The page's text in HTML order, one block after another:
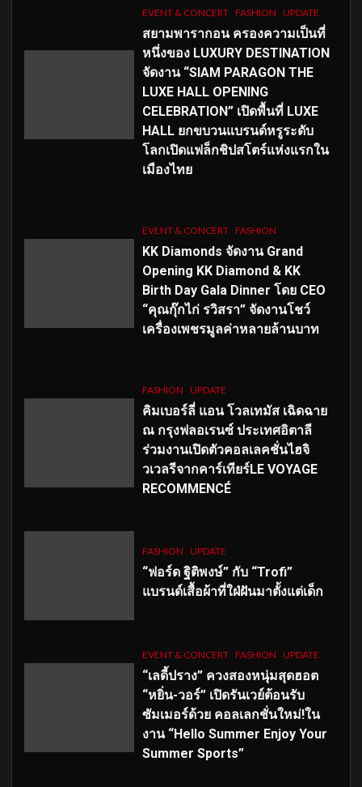
EVENT & CONCERT FASHION UPDATE
สยามพารากอน ครองความเป็นที่
หนึ่งของ LUXURY DESTINATION
จัดงาน “SIAM PARAGON THE
LUXE HALL OPENING
CELEBRATION” เปิดพื้นที่ LUXE
HALL ยกขบวนแบรนด์หรูระดับ
โลกเปิดแฟล็กชิปสโตร์แห่งแรกใน
เมืองไทย
EVENT & CONCERT FASHION
KK Diamonds จัดงาน Grand
Opening KK Diamond & KK
Birth Day Gala Dinner โดย CEO
“คุณกุ๊กไก่ รวิสรา” จัดงานโชว์
เครื่องเพชรมูลค่าหลายล้านบาท
FASHION UPDATE
คิมเบอร์ลี่ แอน โวลเทมัส เฉิดฉาย
ณ กรุงฟลอเรนซ์ ประเทศอิตาลี
ร่วมงานเปิดตัวคอลเลคชั่นไฮจิ
วเวลรีจากคาร์เทียร์LE VOYAGE
RECOMMENCÉ
FASHION UPDATE
“ฟอร์ด ฐิติพงษ์” กับ “Trofi”
แบรนด์เสื้อผ้าที่ใฝ่ฝันมาตั้งแต่เด็ก
EVENT & CONCERT FASHION UPDATE
“เลดี้ปราง” ควงสองหนุ่มสุดฮอต
“หยิ่น-วอร์” เปิดรันเวย์ต้อนรับ
ซัมเมอร์ด้วย คอลเลกชั่นใหม่!ใน
งาน “Hello Summer Enjoy Your
Summer Sports”